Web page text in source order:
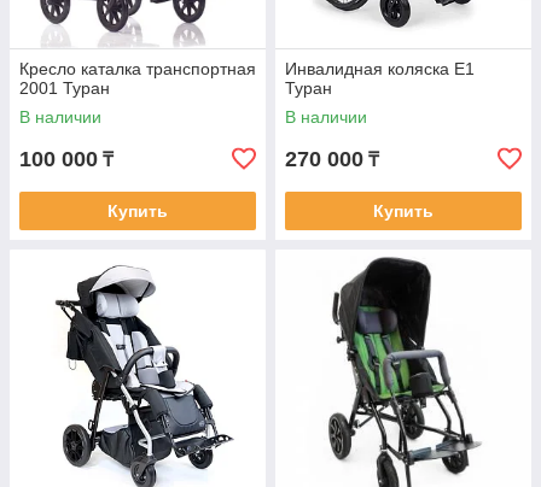
Кресло каталка транспортная
2001 Туран
В наличии
100 000 ₸
Купить
Инвалидная коляска Е1
Туран
В наличии
270 000 ₸
Купить